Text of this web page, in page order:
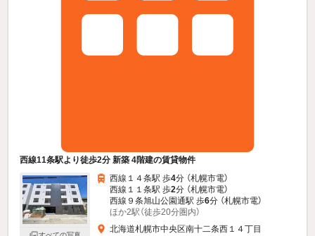
西線11条駅より徒歩2分 新築 4階建の賃貸物件
西線１４条駅 歩4分 （札幌市電）
西線１１条駅 歩2分 （札幌市電）
西線９条旭山公園通駅 歩6分 （札幌市電）
ほか2駅（徒歩20分圏内）
北海道札幌市中央区南十二条西１４丁目